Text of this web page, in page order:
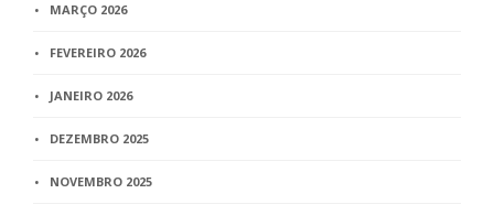
MARÇO 2026
FEVEREIRO 2026
JANEIRO 2026
DEZEMBRO 2025
NOVEMBRO 2025